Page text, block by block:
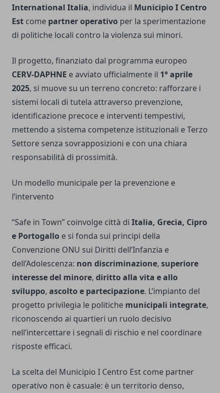
International Italia, individua il Municipio I Centro
Est come partner operativo per la sperimentazione
di politiche locali contro la violenza sui minori.
Il progetto, finanziato dal programma europeo
CERV-DAPHNE e avviato ufficialmente il 1° aprile
2025, si muove su un terreno concreto: rafforzare i
sistemi locali di tutela attraverso prevenzione,
identificazione precoce e interventi tempestivi,
mettendo a sistema competenze istituzionali e Terzo
Settore senza sovrapposizioni e con una chiara
responsabilità di prossimità.
Un modello municipale per la prevenzione e
l’intervento
“Safe in Town” coinvolge città di Italia, Grecia, Cipro
e Portogallo e si fonda sui principi della
Convenzione ONU sui Diritti dell’Infanzia e
dell’Adolescenza: non discriminazione, superiore
interesse del minore, diritto alla vita e allo
sviluppo, ascolto e partecipazione. L’impianto del
progetto privilegia le politiche municipali integrate,
riconoscendo ai quartieri un ruolo decisivo
nell’intercettare i segnali di rischio e nel coordinare
risposte efficaci.
La scelta del Municipio I Centro Est come partner
operativo non è casuale: è un territorio denso,